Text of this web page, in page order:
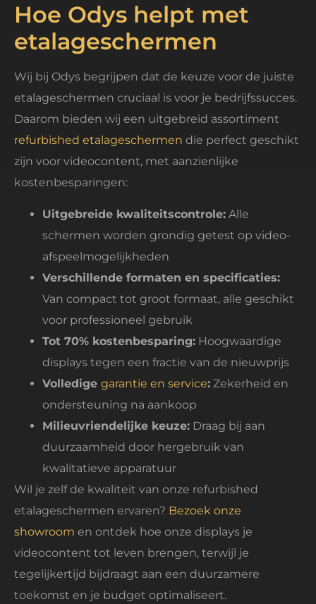
Hoe Odys helpt met
etalageschermen
Wij bij Odys begrijpen dat de keuze voor de juiste
etalageschermen cruciaal is voor je bedrijfssucces.
Daarom bieden wij een uitgebreid assortiment
refurbished etalageschermen die perfect geschikt
zijn voor videocontent, met aanzienlijke
kostenbesparingen:
Uitgebreide kwaliteitscontrole: Alle
schermen worden grondig getest op video-
afspeelmogelijkheden
Verschillende formaten en specificaties:
Van compact tot groot formaat, alle geschikt
voor professioneel gebruik
Tot 70% kostenbesparing: Hoogwaardige
displays tegen een fractie van de nieuwprijs
Volledige garantie en service: Zekerheid en
ondersteuning na aankoop
Milieuvriendelijke keuze: Draag bij aan
duurzaamheid door hergebruik van
kwalitatieve apparatuur
Wil je zelf de kwaliteit van onze refurbished
etalageschermen ervaren? Bezoek onze
showroom en ontdek hoe onze displays je
videocontent tot leven brengen, terwijl je
tegelijkertijd bijdraagt aan een duurzamere
toekomst en je budget optimaliseert.